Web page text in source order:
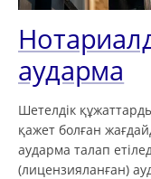
аударма
Шетелдік
қажет болған
аударма талап
(лицензияланған)